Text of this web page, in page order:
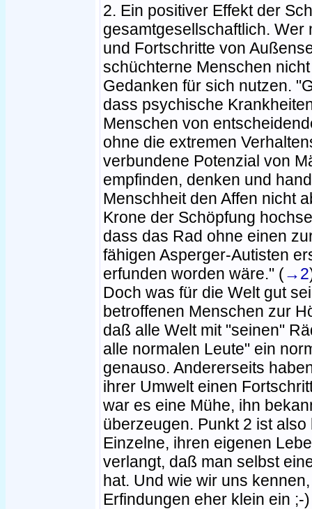
2. Ein positiver Effekt der
gesamtgesellschaftlich. Wer
und Fortschritte von
schüchterne Menschen
Gedanken für sich nutzen.
dass psychische
Menschen von
ohne die extremen
verbundene Potenzial von
empfinden, denken und
Menschheit den Affen nicht
Krone der Schöpfung
dass das Rad ohne einen
fähigen Asperger-Autisten
erfunden worden wäre." (→2
Doch was für die Welt gut
betroffenen Menschen zur
daß alle Welt mit "seinen"
alle normalen Leute" ein
genauso. Andererseits
ihrer Umwelt einen
war es eine Mühe, ihn
überzeugen. Punkt 2 ist
Einzelne, ihren eigenen
verlangt, daß man selbst
hat. Und wie wir uns
Erfindungen eher klein ein ;-)